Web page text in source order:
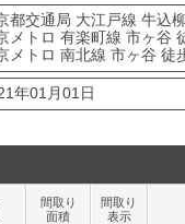
都交通局 大江戸線 牛込
メトロ 有楽町線 市ヶ谷
メトロ 南北線 市ヶ谷 徒
年01月01日
間取り
面積
間取り
表示